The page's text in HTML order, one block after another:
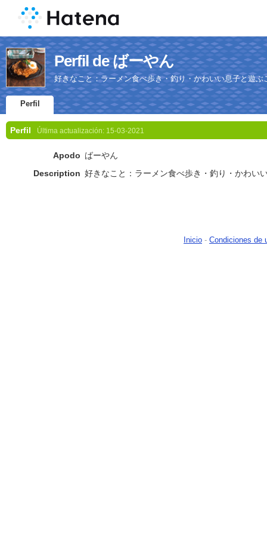
Perfil de ばーやん
好きなこと：ラーメン食べ歩き・釣り・かわいい息子と遊ぶ
Perfil
Perfil Última actualización: 15-03-2021
Apodo ばーやん
Description 好きなこと：ラーメン食べ歩き・釣り・かわい
Inicio - Condiciones de